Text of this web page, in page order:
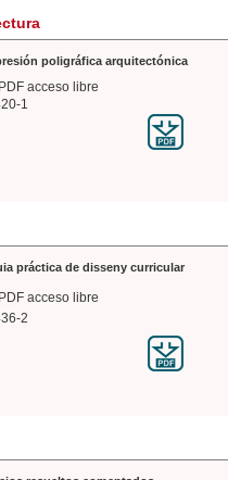
poligráfica arquitectónica
acceso libre
1
práctica de disseny curricular
acceso libre
2